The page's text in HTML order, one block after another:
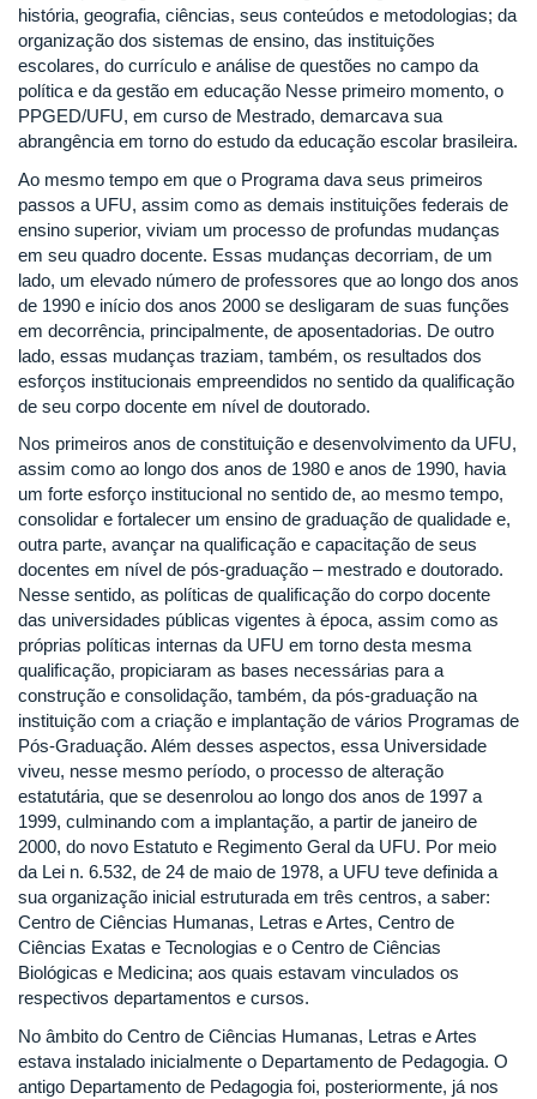
história, geografia, ciências, seus conteúdos e metodologias; da
organização dos sistemas de ensino, das instituições
escolares, do currículo e análise de questões no campo da
política e da gestão em educação Nesse primeiro momento, o
PPGED/UFU, em curso de Mestrado, demarcava sua
abrangência em torno do estudo da educação escolar brasileira.
Ao mesmo tempo em que o Programa dava seus primeiros
passos a UFU, assim como as demais instituições federais de
ensino superior, viviam um processo de profundas mudanças
em seu quadro docente. Essas mudanças decorriam, de um
lado, um elevado número de professores que ao longo dos anos
de 1990 e início dos anos 2000 se desligaram de suas funções
em decorrência, principalmente, de aposentadorias. De outro
lado, essas mudanças traziam, também, os resultados dos
esforços institucionais empreendidos no sentido da qualificação
de seu corpo docente em nível de doutorado.
Nos primeiros anos de constituição e desenvolvimento da UFU,
assim como ao longo dos anos de 1980 e anos de 1990, havia
um forte esforço institucional no sentido de, ao mesmo tempo,
consolidar e fortalecer um ensino de graduação de qualidade e,
outra parte, avançar na qualificação e capacitação de seus
docentes em nível de pós-graduação – mestrado e doutorado.
Nesse sentido, as políticas de qualificação do corpo docente
das universidades públicas vigentes à época, assim como as
próprias políticas internas da UFU em torno desta mesma
qualificação, propiciaram as bases necessárias para a
construção e consolidação, também, da pós-graduação na
instituição com a criação e implantação de vários Programas de
Pós-Graduação. Além desses aspectos, essa Universidade
viveu, nesse mesmo período, o processo de alteração
estatutária, que se desenrolou ao longo dos anos de 1997 a
1999, culminando com a implantação, a partir de janeiro de
2000, do novo Estatuto e Regimento Geral da UFU. Por meio
da Lei n. 6.532, de 24 de maio de 1978, a UFU teve definida a
sua organização inicial estruturada em três centros, a saber:
Centro de Ciências Humanas, Letras e Artes, Centro de
Ciências Exatas e Tecnologias e o Centro de Ciências
Biológicas e Medicina; aos quais estavam vinculados os
respectivos departamentos e cursos.
No âmbito do Centro de Ciências Humanas, Letras e Artes
estava instalado inicialmente o Departamento de Pedagogia. O
antigo Departamento de Pedagogia foi, posteriormente, já nos